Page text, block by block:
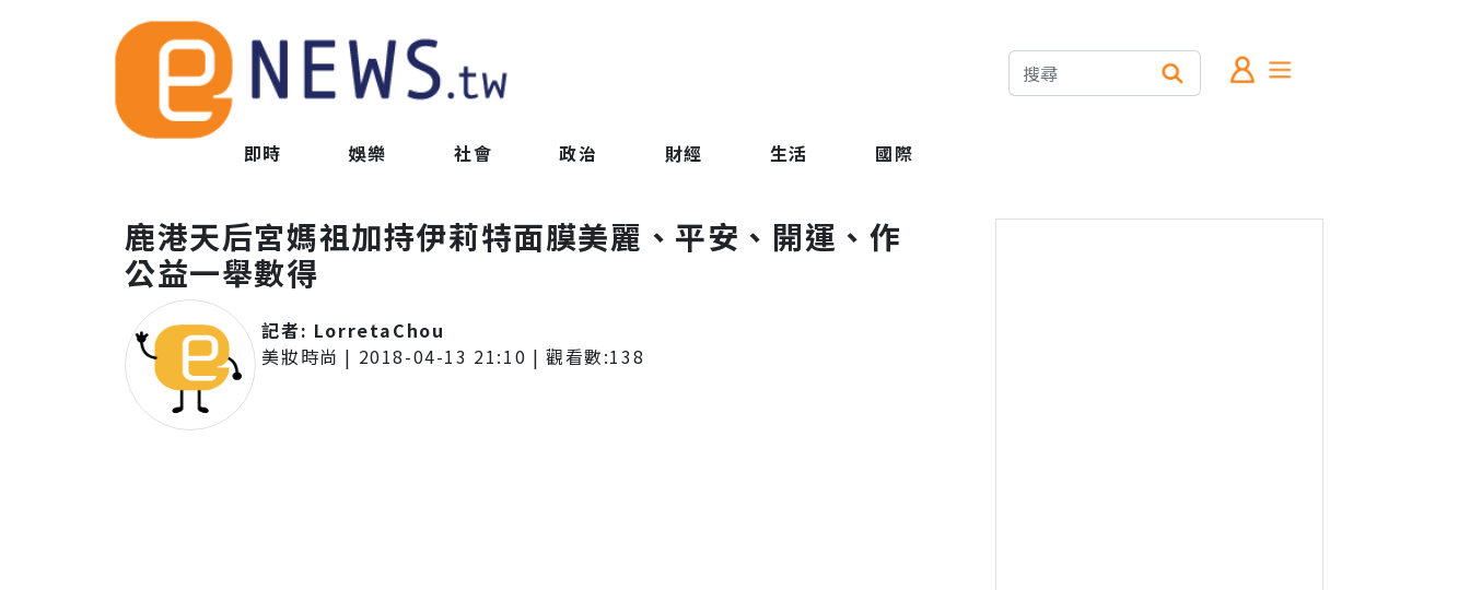
即時 娛樂 社會 政治 財經 生活 國際
鹿港天后宮媽祖加持伊莉特面膜美麗、平安、開運、作
公益一舉數得
記者: LorretaChou
美妝時尚 | 2018-04-13 21:10 | 觀看數:138